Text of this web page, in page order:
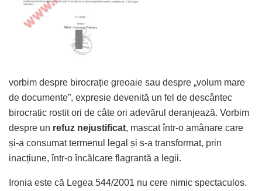
vorbim despre birocrație greoaie sau despre „volum mare
de documente”, expresie devenită un fel de descântec
birocratic rostit ori de câte ori adevărul deranjează. Vorbim
despre un refuz nejustificat, mascat într-o amânare care
și-a consumat termenul legal și s-a transformat, prin
inacțiune, într-o încălcare flagrantă a legii.
Ironia este că Legea 544/2001 nu cere nimic spectaculos.